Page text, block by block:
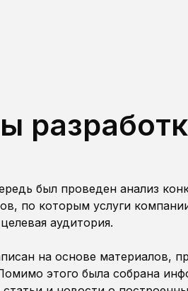
был проведен анализ
по которым услуги
аудитория.
на основе материалов,
этого была собрана